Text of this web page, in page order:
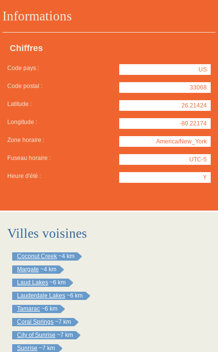
Informations
Chiffres
Code pays : US
Code postal : 33068
Latitude : 26.21424
Longitude : -80.22174
Zone horaire : America/New_York
Fuseau horaire : UTC-5
Heure d'été : Y
Villes voisines
Coconut Creek ~4 km
Margate ~4 km
Laud Lakes ~6 km
Lauderdale Lakes ~6 km
Tamarac ~6 km
Coral Springs ~7 km
City of Sunrise ~7 km
Sunrise ~7 km